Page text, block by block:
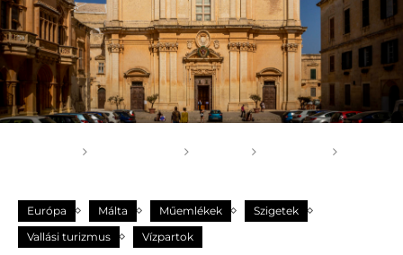
Európa Málta Műemlékek
Szigetek
Vallási turizmus
Vízpartok